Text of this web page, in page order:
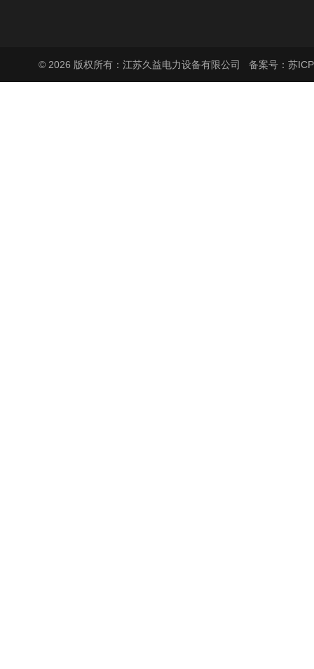
© 2026 版权所有：江苏久益电力设备有限公司 备案号：苏